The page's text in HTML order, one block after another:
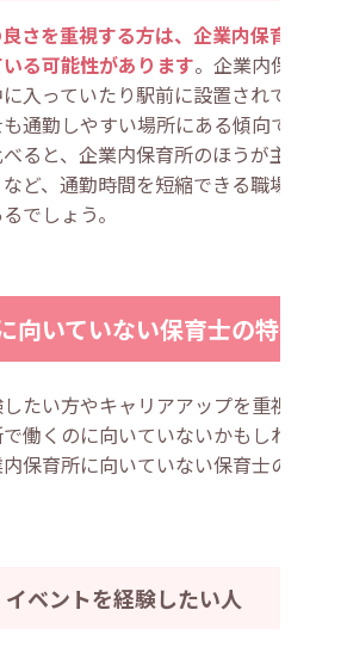
さを重視する方は、企業内保育所で
る可能性があります。企業内保育所
入っていたり駅前に設置されていた
通勤しやすい場所にある傾向です。
ると、企業内保育所のほうが主要な
ど、通勤時間を短縮できる職場を見
でしょう。
向いていない保育士の特徴
たい方やキャリアアップを重視する
働くのに向いていないかもしれませ
保育所に向いていない保育士の特徴
ベントを経験したい人